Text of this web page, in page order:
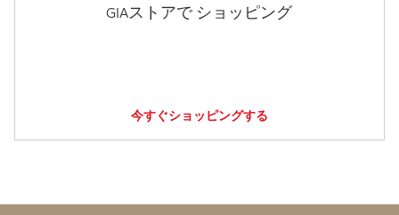
GIAストアで ショッピング
今すぐショッピングする